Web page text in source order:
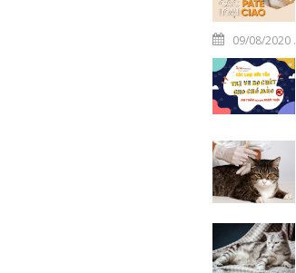
09/08/2020.